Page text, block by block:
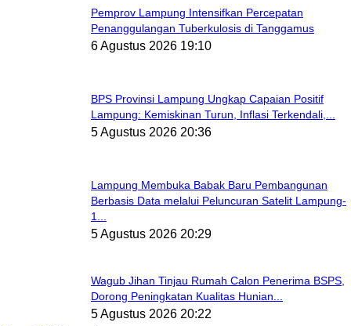
Pemprov Lampung Intensifkan Percepatan
Penanggulangan Tuberkulosis di Tanggamus
6 Agustus 2026 19:10
BPS Provinsi Lampung Ungkap Capaian Positif
Lampung: Kemiskinan Turun, Inflasi Terkendali,...
5 Agustus 2026 20:36
Lampung Membuka Babak Baru Pembangunan
Berbasis Data melalui Peluncuran Satelit Lampung-
1...
5 Agustus 2026 20:29
Wagub Jihan Tinjau Rumah Calon Penerima BSPS,
Dorong Peningkatan Kualitas Hunian...
5 Agustus 2026 20:22